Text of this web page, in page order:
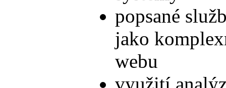
popsané
jako
webu